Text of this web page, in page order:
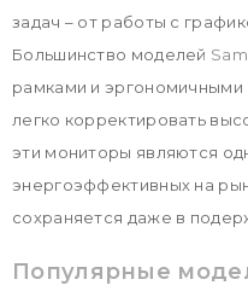
задач – от работы с
Большинство моделей
рамками и эргономичными
легко корректировать
эти мониторы являются
энергоэффективных на
сохраняется даже в
Популярные